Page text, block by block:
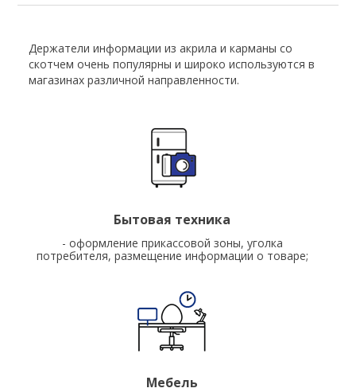
Держатели информации из акрила и карманы со
скотчем очень популярны и широко используются в
магазинах различной направленности.
Бытовая техника
- оформление прикассовой зоны, уголка
потребителя, размещение информации о товаре;
Мебель